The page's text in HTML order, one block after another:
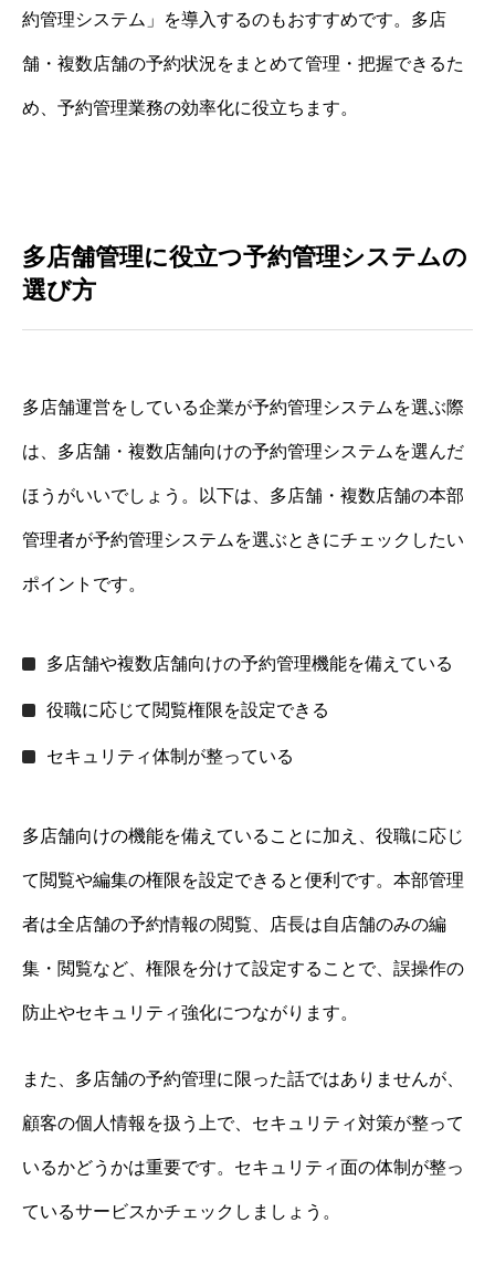
約管理システム」を導入するのもおすすめです。多店
舗・複数店舗の予約状況をまとめて管理・把握できるた
め、予約管理業務の効率化に役立ちます。
多店舗管理に役立つ予約管理システムの
選び方
多店舗運営をしている企業が予約管理システムを選ぶ際
は、多店舗・複数店舗向けの予約管理システムを選んだ
ほうがいいでしょう。以下は、多店舗・複数店舗の本部
管理者が予約管理システムを選ぶときにチェックしたい
ポイントです。
多店舗や複数店舗向けの予約管理機能を備えている
役職に応じて閲覧権限を設定できる
セキュリティ体制が整っている
多店舗向けの機能を備えていることに加え、役職に応じ
て閲覧や編集の権限を設定できると便利です。本部管理
者は全店舗の予約情報の閲覧、店長は自店舗のみの編
集・閲覧など、権限を分けて設定することで、誤操作の
防止やセキュリティ強化につながります。
また、多店舗の予約管理に限った話ではありませんが、
顧客の個人情報を扱う上で、セキュリティ対策が整って
いるかどうかは重要です。セキュリティ面の体制が整っ
ているサービスかチェックしましょう。